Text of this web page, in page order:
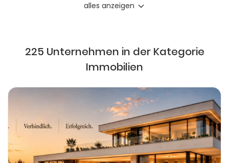
alles anzeigen
225 Unternehmen in der Kategorie
Immobilien